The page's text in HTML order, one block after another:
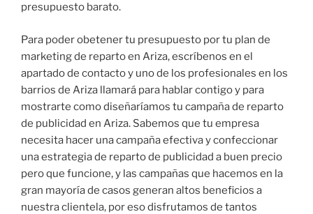
presupuesto barato.
Para poder obetener tu presupuesto por tu plan de
marketing de reparto en Ariza, escríbenos en el
apartado de contacto y uno de los profesionales en los
barrios de Ariza llamará para hablar contigo y para
mostrarte como diseñaríamos tu campaña de reparto
de publicidad en Ariza. Sabemos que tu empresa
necesita hacer una campaña efectiva y confeccionar
una estrategia de reparto de publicidad a buen precio
pero que funcione, y las campañas que hacemos en la
gran mayoría de casos generan altos beneficios a
nuestra clientela, por eso disfrutamos de tantos